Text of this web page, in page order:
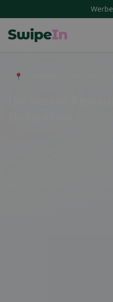
📍 Entdecke Restaurants,